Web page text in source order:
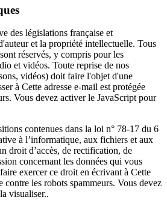
des législations française et
et la propriété intellectuelle. Tous
réservés, y compris pour les
et vidéos. Toute reprise de nos
vidéos) doit faire l'objet d'une
à Cette adresse e-mail est protégée
Vous devez activer le JavaScript pour
contenues dans la loi n° 78-17 du 6
à l’informatique, aux fichiers et aux
droit d’accès, de rectification, de
concernant les données qui vous
exercer ce droit en écrivant à Cette
contre les robots spammeurs. Vous devez
visualiser..